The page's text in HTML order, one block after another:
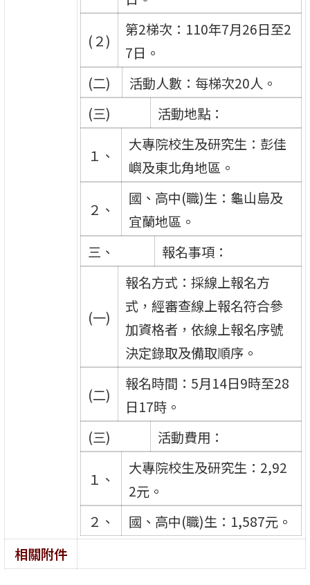
(２)
第2梯次：110年7月26日至2
7日。
(二)
活動人數：每梯次20人。
(三)
活動地點：
１、
大專院校生及研究生：彭佳
嶼及東北角地區。
２、
國、高中(職)生：龜山島及
宜蘭地區。
三、
報名事項：
(一)
報名方式：採線上報名方
式，經審查線上報名符合參
加資格者，依線上報名序號
決定錄取及備取順序。
(二)
報名時間：5月14日9時至28
日17時。
(三)
活動費用：
１、
大專院校生及研究生：2,92
2元。
２、
國、高中(職)生：1,587元。
相關附件